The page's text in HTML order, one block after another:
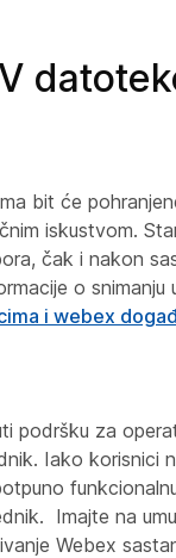
bit će
iskustvom.
čak i nakon
o snimanju
i webex
podršku za
Iako korisnici
Imajte na
Webex